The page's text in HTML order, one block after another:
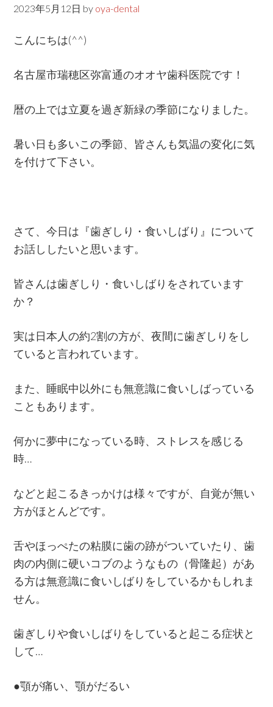
2023年5月12日 by oya-dental
こんにちは(^^)
名古屋市瑞穂区弥富通のオオヤ歯科医院です！
暦の上では立夏を過ぎ新緑の季節になりました。
暑い日も多いこの季節、皆さんも気温の変化に気
を付けて下さい。
さて、今日は『歯ぎしり・食いしばり』について
お話ししたいと思います。
皆さんは歯ぎしり・食いしばりをされています
か？
実は日本人の約2割の方が、夜間に歯ぎしりをし
ていると言われています。
また、睡眠中以外にも無意識に食いしばっている
こともあります。
何かに夢中になっている時、ストレスを感じる
時…
などと起こるきっかけは様々ですが、自覚が無い
方がほとんどです。
舌やほっぺたの粘膜に歯の跡がついていたり、歯
肉の内側に硬いコブのようなもの（骨隆起）があ
る方は無意識に食いしばりをしているかもしれま
せん。
歯ぎしりや食いしばりをしていると起こる症状と
して…
●顎が痛い、顎がだるい